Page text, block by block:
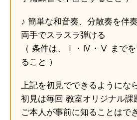
♪ 簡単な和音奏、分散奏を伴
両手でスラスラ弾ける
（ 条件は、Ⅰ・Ⅳ・Ⅴ までを
ること ）
上記を初見でできるようにな
初見は毎回 教室オリジナル課
ご本人が事前に知ることはで